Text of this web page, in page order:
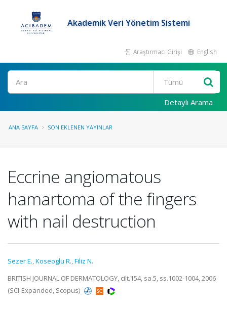
Akademik Veri Yönetim Sistemi
Araştırmacı Girişi English
Ara
Detaylı Arama
ANA SAYFA SON EKLENEN YAYINLAR
Eccrine angiomatous
hamartoma of the fingers
with nail destruction
Sezer E.,Koseoglu R.,Filiz N.
BRITISH JOURNAL OF DERMATOLOGY, cilt.154, sa.5, ss.1002-1004, 2006
(SCI-Expanded, Scopus)